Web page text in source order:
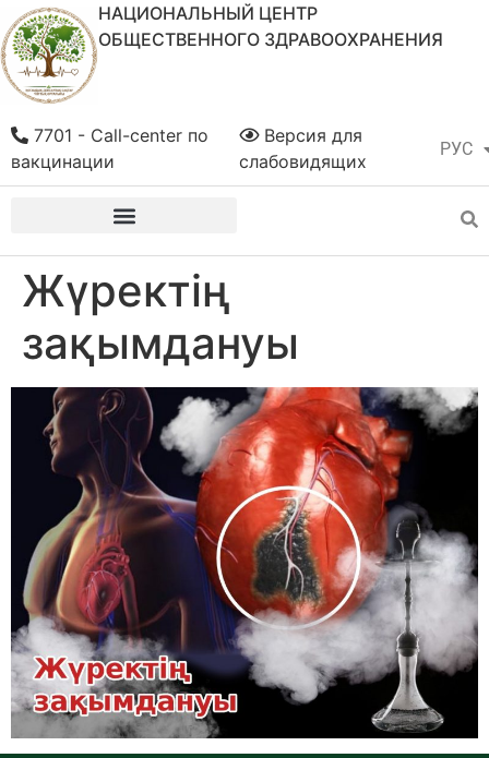
НАЦИОНАЛЬНЫЙ ЦЕНТР
ОБЩЕСТВЕННОГО ЗДРАВООХРАНЕНИЯ
РУС
ҚАЗ
Версия для
слабовидящих
7701 - Call-center по
вакцинации
Жүректің
зақымдануы